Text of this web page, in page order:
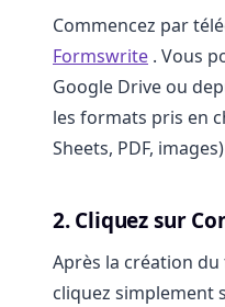
Commencez par
Formswrite . Vous
Google Drive ou
les formats pris en
Sheets, PDF,
2. Cliquez sur
Après la création
cliquez simplement